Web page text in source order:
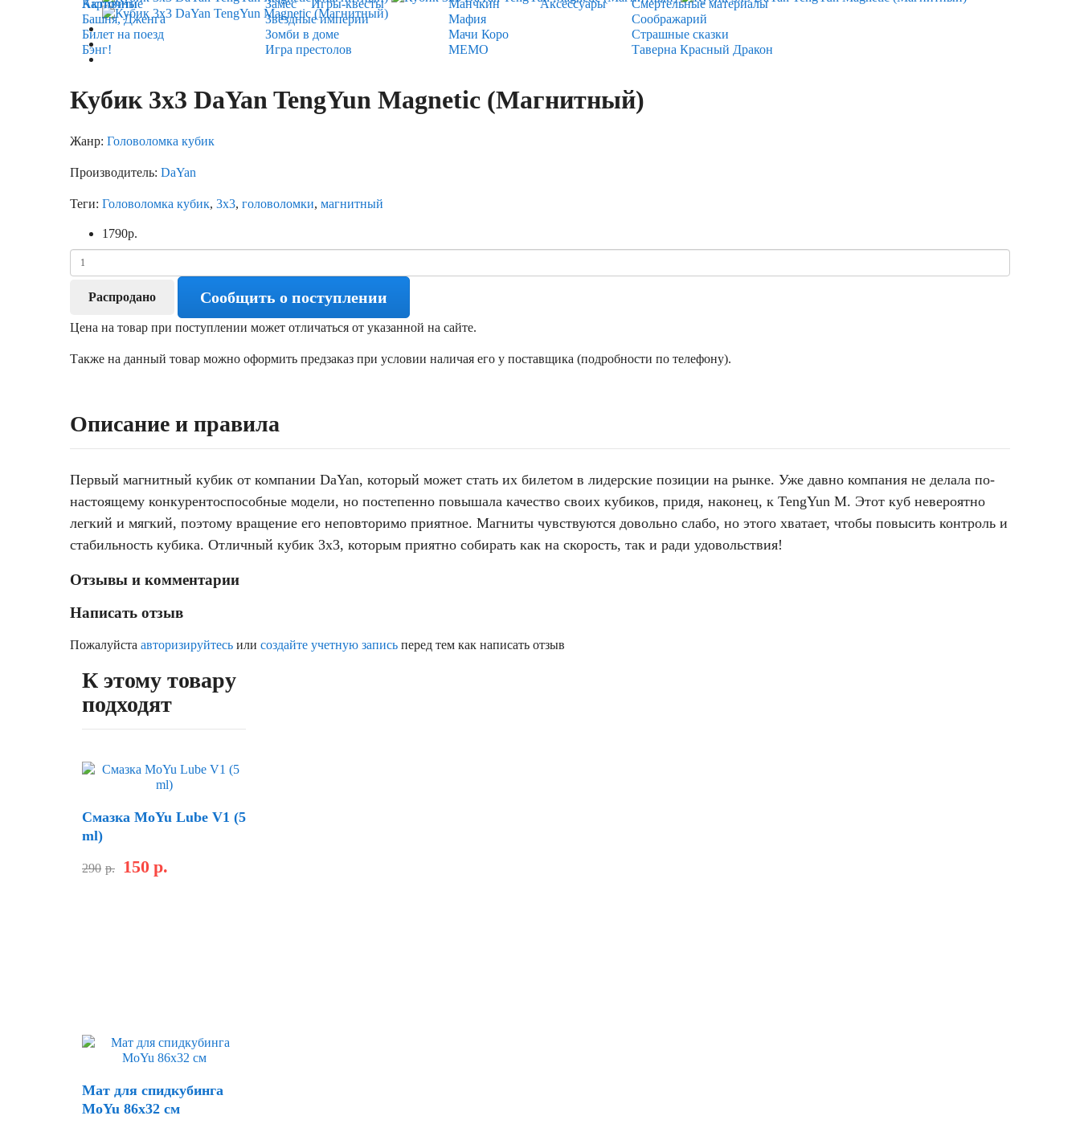
Карточные
Игры-квесты
Аксессуары
Активити
Башня, Дженга
Билет на поезд
Бэнг!
Замес
Звёздные империи
Зомби в доме
Игра престолов
Манчкин
Мафия
Мачи Коро
МЕМО
Смертельные материалы
Соображарий
Страшные сказки
Таверна Красный Дракон
Кубик 3х3 DaYan TengYun Magnetic (Магнитный)
Жанр: Головоломка кубик
Производитель: DaYan
Теги: Головоломка кубик, 3х3, головоломки, магнитный
1790р.
Распродано Сообщить о поступлении
Цена на товар при поступлении может отличаться от указанной на сайте.
Также на данный товар можно оформить предзаказ при условии наличая его у поставщика (подробности по телефону).
Описание и правила
Первый магнитный кубик от компании DaYan, который может стать их билетом в лидерские позиции на рынке. Уже давно компания не делала по-
настоящему конкурентоспособные модели, но постепенно повышала качество своих кубиков, придя, наконец, к TengYun M. Этот куб невероятно
легкий и мягкий, поэтому вращение его неповторимо приятное. Магниты чувствуются довольно слабо, но этого хватает, чтобы повысить контроль и
стабильность кубика. Отличный кубик 3х3, которым приятно собирать как на скорость, так и ради удовольствия!
Отзывы и комментарии
Написать отзыв
Пожалуйста авторизируйтесь или создайте учетную запись перед тем как написать отзыв
К этому товару
подходят
Смазка MoYu Lube V1 (5
ml)
290 р. 150 р.
Мат для спидкубинга
MoYu 86х32 см